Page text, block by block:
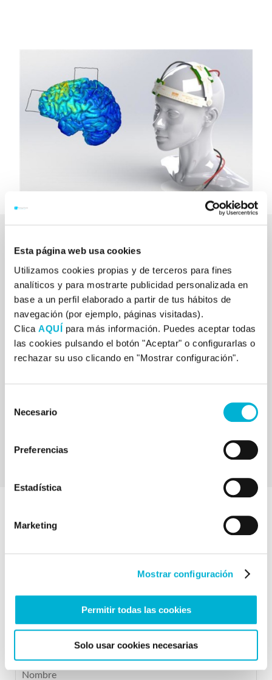
Esta página web usa cookies
Utilizamos cookies propias y de terceros para fines
analíticos y para mostrarte publicidad personalizada en
base a un perfil elaborado a partir de tus hábitos de
navegación (por ejemplo, páginas visitadas).
Clica AQUÍ para más información. Puedes aceptar todas
las cookies pulsando el botón "Aceptar" o configurarlas o
rechazar su uso clicando en "Mostrar configuración".
Necesario
Preferencias
Estadística
Marketing
Mostrar configuración
Permitir todas las cookies
Solo usar cookies necesarias
evidencia de los resultados obtenidos, son: depresión,
ansiedad, esquizofrenia, adicción, TEA, TDAH, dolor
crónico, recuperación post accidente cerebrovascular.
La terapia se divide en sesiones de unos 20 minutos y
con una frecuencia continua para obtener el efecto
cerebral (neuroplasticidad). El tratamiento suele durar
unas semanas dependiendo del diagnóstico del
paciente.
No dudes en contactar con nosotros